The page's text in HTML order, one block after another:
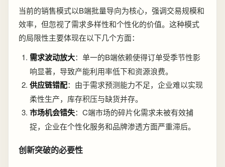
当前的销售模式以B端批量导向为核心，强调交易规模和
效率，但忽视了需求多样性和个性化的价值。这种模式
的局限性主要体现在以下几个方面：
需求波动放大：单一的B端依赖使得订单受季节性影
响显著，导致产能利用率低下和资源浪费。
供应链错配：由于需求预测能力不足，企业难以实现
柔性生产，库存积压与缺货并存。
市场机会错失：C端市场的碎片化需求未被有效捕
捉，企业在个性化服务和品牌渗透方面严重滞后。
创新突破的必要性